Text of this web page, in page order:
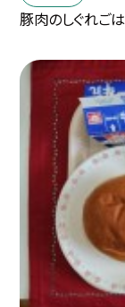
豚肉のしぐれご